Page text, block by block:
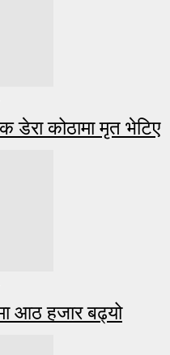
डेरा कोठामा मृत भेटिए
आठ हजार बढ्यो